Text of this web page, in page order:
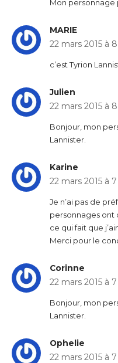
Mon personnage
MARIE
22 mars 2015 à
c’est Tyrion
Julien
22 mars 2015 à
Bonjour, mon
Lannister.
Karine
22 mars 2015 à
Je n’ai pas de
personnages ont
ce qui fait que
Merci pour le
Corinne
22 mars 2015 à
Bonjour, mon
Lannister.
Ophelie
22 mars 2015 à